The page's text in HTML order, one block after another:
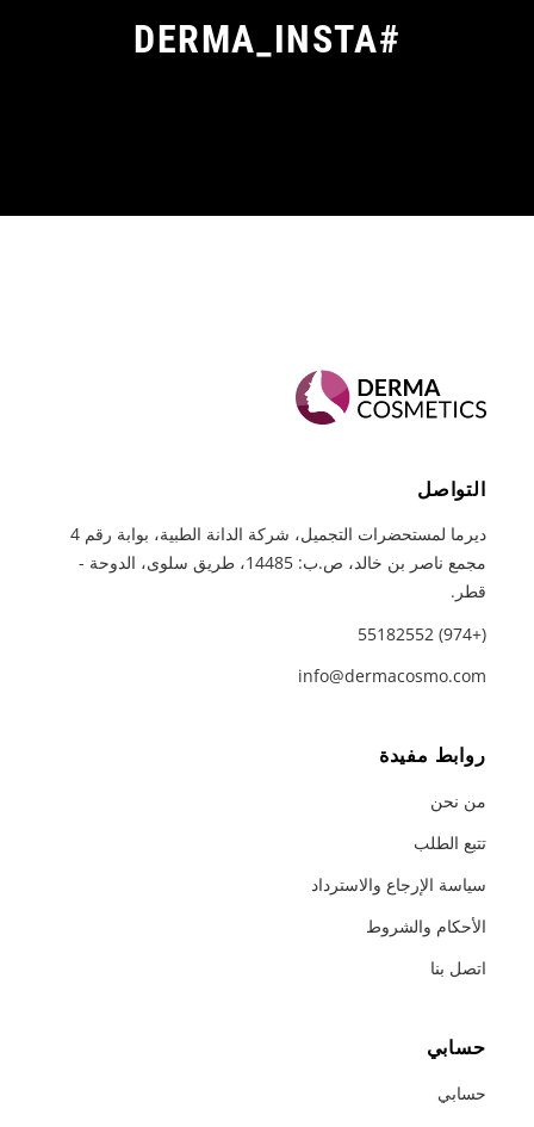
#DERMA_INSTA
التواصل
ديرما لمستحضرات التجميل، شركة الدانة الطبية، بوابة رقم 4
مجمع ناصر بن خالد، ص.ب: 14485، طريق سلوى، الدوحة -
قطر.
(+974) 55182552
info@dermacosmo.com
روابط مفيدة
من نحن
تتبع الطلب
سياسة الإرجاع والاسترداد
الأحكام والشروط
اتصل بنا
حسابي
حسابي